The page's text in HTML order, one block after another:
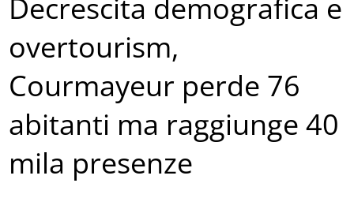
Decrescita demografica e
overtourism,
Courmayeur perde 76
abitanti ma raggiunge 40
mila presenze